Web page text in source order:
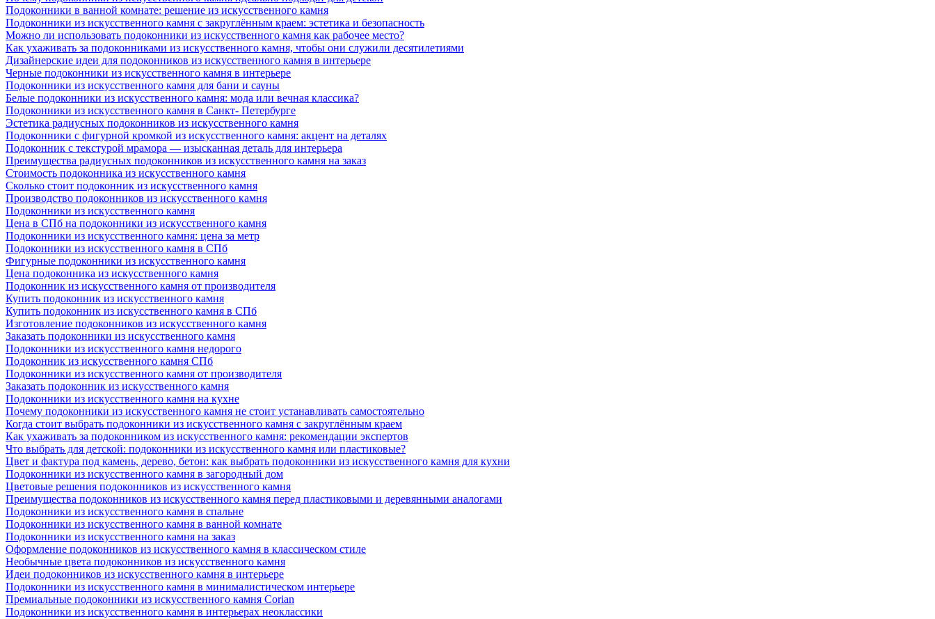
Подоконники в ванной комнате: решение из искусственного камня
Подоконники из искусственного камня с закруглённым краем: эстетика и безопасность
Можно ли использовать подоконники из искусственного камня как рабочее место?
Как ухаживать за подоконниками из искусственного камня, чтобы они служили десятилетиями
Дизайнерские идеи для подоконников из искусственного камня в интерьере
Черные подоконники из искусственного камня в интерьере
Подоконники из искусственного камня для бани и сауны
Белые подоконники из искусственного камня: мода или вечная классика?
Подоконники из искусственного камня в Санкт- Петербурге
Эстетика радиусных подоконников из искусственного камня
Подоконники с фигурной кромкой из искусственного камня: акцент на деталях
Подоконник с текстурой мрамора — изысканная деталь для интерьера
Преимущества радиусных подоконников из искусственного камня на заказ
Стоимость подоконника из искусственного камня
Сколько стоит подоконник из искусственного камня
Производство подоконников из искусственного камня
Подоконники из искусственного камня
Цена в СПб на подоконники из искусственного камня
Подоконники из искусственного камня: цена за метр
Подоконники из искусственного камня в СПб
Фигурные подоконники из искусственного камня
Цена подоконника из искусственного камня
Подоконник из искусственного камня от производителя
Купить подоконник из искусственного камня
Купить подоконник из искусственного камня в СПб
Изготовление подоконников из искусственного камня
Заказать подоконники из искусственного камня
Подоконники из искусственного камня недорого
Подоконник из искусственного камня СПб
Подоконники из искусственного камня от производителя
Заказать подоконник из искусственного камня
Подоконники из искусственного камня на кухне
Почему подоконники из искусственного камня не стоит устанавливать самостоятельно
Когда стоит выбрать подоконники из искусственного камня с закруглённым краем
Как ухаживать за подоконником из искусственного камня: рекомендации экспертов
Что выбрать для детской: подоконники из искусственного камня или пластиковые?
Цвет и фактура под камень, дерево, бетон: как выбрать подоконники из искусственного камня для кухни
Подоконники из искусственного камня в загородный дом
Цветовые решения подоконников из искусственного камня
Преимущества подоконников из искусственного камня перед пластиковыми и деревянными аналогами
Подоконники из искусственного камня в спальне
Подоконники из искусственного камня в ванной комнате
Подоконники из искусственного камня на заказ
Оформление подоконников из искусственного камня в классическом стиле
Необычные цвета подоконников из искусственного камня
Идеи подоконников из искусственного камня в интерьере
Подоконники из искусственного камня в минималистическом интерьере
Премиальные подоконники из искусственного камня Corian
Подоконники из искусственного камня в интерьерах неоклассики